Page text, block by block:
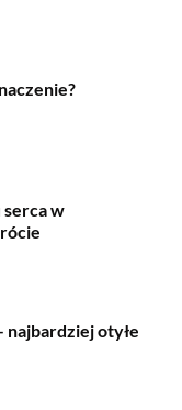
w
najbardziej otyłe